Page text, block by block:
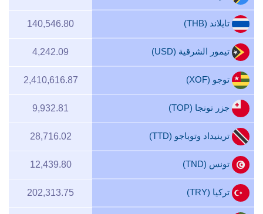
تايلاند (THB) 140,546.80
تيمور الشرقية (USD) 4,242.09
توجو (XOF) 2,410,616.87
جزر تونجا (TOP) 9,932.81
ترينيداد وتوباجو (TTD) 28,716.02
تونس (TND) 12,439.80
تركيا (TRY) 202,313.75